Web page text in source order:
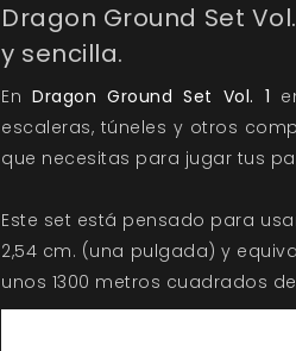
Dragon Ground Set
y sencilla.
EnDragon Ground Set Vol. 1
escaleras, túneles y otros
que necesitas para jugar tus
Este set está pensado para
2,54 cm. (una pulgada) y
unos 1300 metros cuadrados